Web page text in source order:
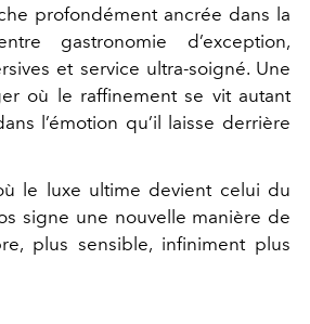
profondément ancrée dans la
gastronomie d’exception,
et service ultra-soigné. Une
où le raffinement se vit autant
l’émotion qu’il laisse derrière
le luxe ultime devient celui du
signe une nouvelle manière de
plus sensible, infiniment plus